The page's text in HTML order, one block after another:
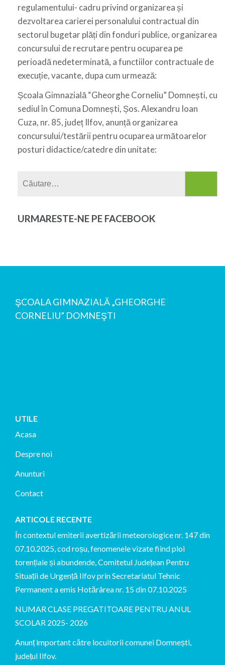
regulamentului- cadru privind organizarea și
dezvoltarea carierei personalului contractual din
sectorul bugetar plăți din fonduri publice, organizarea
concursului de recrutare pentru ocuparea pe
perioadă nedeterminată, a functiilor contractuale de
execuție, vacante, dupa cum urmează:
Școala Gimnazială “Gheorghe Corneliu” Domnești, cu
sediul în Comuna Domnești, Șos. Alexandru Ioan
Cuza, nr. 85, județ Ilfov, anunță organizarea
concursului/testării pentru ocuparea următoarelor
posturi didactice/catedre din unitate:
URMARESTE-NE PE FACEBOOK
ŞCOALA GIMNAZIALĂ „GHEORGHE
CORNELIU” DOMNEŞTI
UTILE
Acasa
Despre noi
Anunturi
Contact
ARTICOLE RECENTE
În contextul emiterii avertizării meteorologice nr. 147 din
07.10.2025, cod roșu, fenomenele vizate fiind ploi
torențiale și abundende, Comitetul Județean Pentru
Situații de Urgență Ilfov prin Secretariatul Tehnic
Permanent a emis Hotărârea nr. 15 din 07.10.2025
NUMAR CLASE PREGATITOARE PENTRU ANUL
SCOLAR 2025- 2026
Anunț important către locuitorii comunei Domnești,
județul Ilfov.